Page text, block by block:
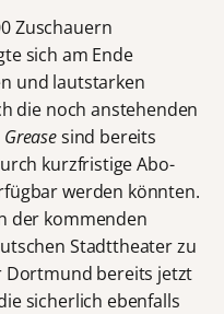
Zuschauern
sich am Ende
und lautstarken
die noch anstehenden
Greasesind bereits
kurzfristige Abo-
werden könnten.
der kommenden
Stadttheater zu
Dortmund bereits jetzt
sicherlich ebenfalls